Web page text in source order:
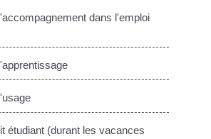
dans l'emploi
étudiant (durant les vacances